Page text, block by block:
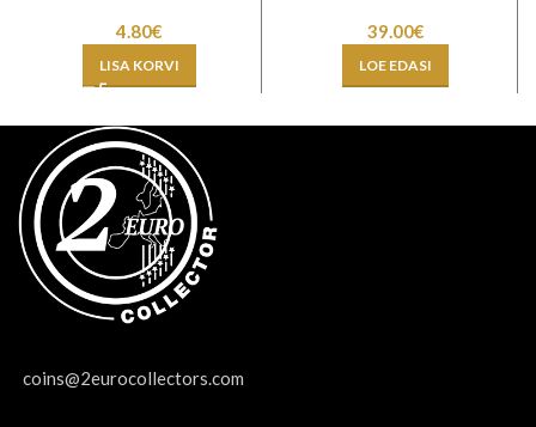
4.80€
LISA KORVI
39.00€
LOE EDASI
coins@2eurocollectors.com